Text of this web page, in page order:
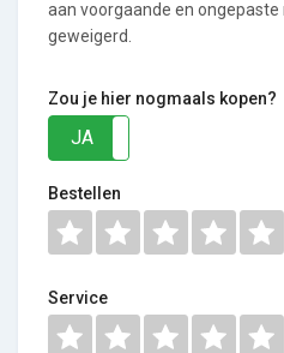
aan voorgaande en
geweigerd.
Zou je hier nogmaals kopen?
JA
Bestellen
Service